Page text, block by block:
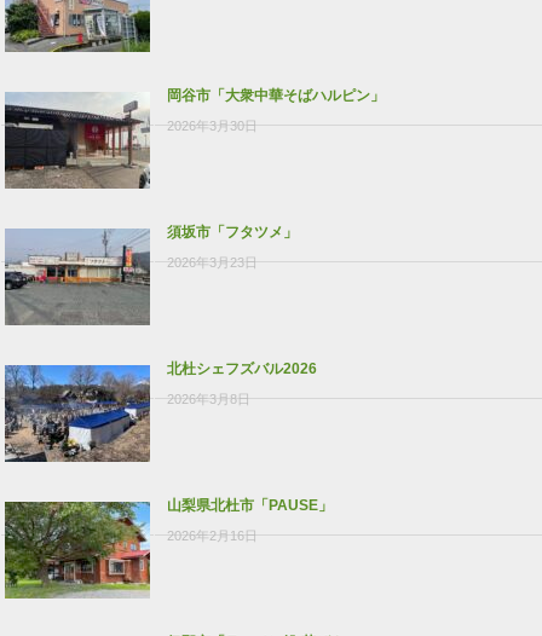
岡谷市「大衆中華そばハルピン」
2026年3月30日
須坂市「フタツメ」
2026年3月23日
北杜シェフズバル2026
2026年3月8日
山梨県北杜市「PAUSE」
2026年2月16日